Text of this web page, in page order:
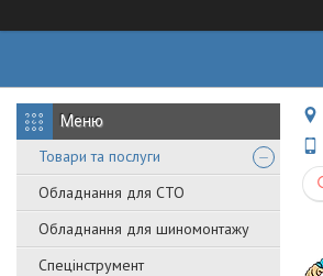
Товари та послуги
Обладнання для СТО
Обладнання для шиномонтажу
Спецінструмент